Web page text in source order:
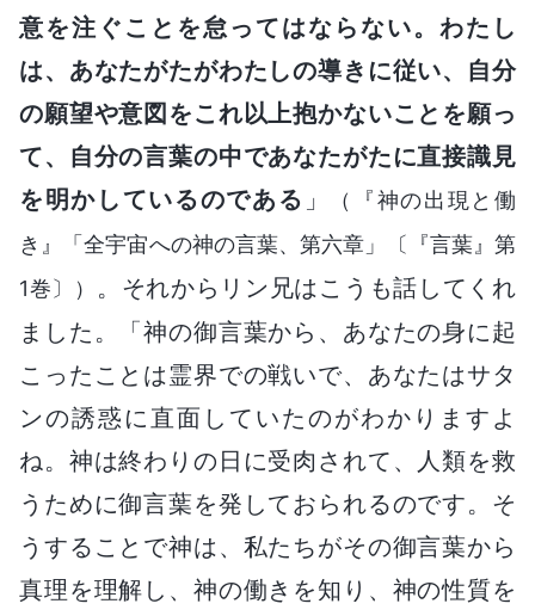
意を注ぐことを怠ってはならない。わたし
は、あなたがたがわたしの導きに従い、自分
の願望や意図をこれ以上抱かないことを願っ
て、自分の言葉の中であなたがたに直接識見
を明かしているのである 」
（『神の出現と働
き』「全宇宙への神の言葉、第六章」〔『言葉』第
1巻〕）
。それからリン兄はこうも話してくれ
ました。「神の御言葉から、あなたの身に起
こったことは霊界での戦いで、あなたはサタ
ンの誘惑に直面していたのがわかりますよ
ね。神は終わりの日に受肉されて、人類を救
うために御言葉を発しておられるのです。そ
うすることで神は、私たちがその御言葉から
真理を理解し、神の働きを知り、神の性質を